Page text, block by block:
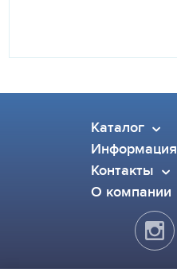
Каталог
Информация
Контакты
О компании